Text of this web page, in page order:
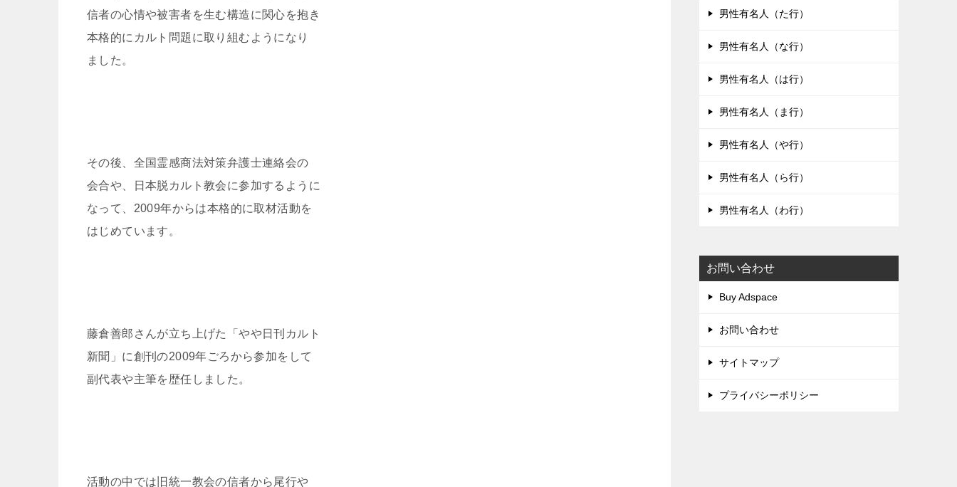
信者の心情や被害者を生む構造に関心を抱き
本格的にカルト問題に取り組むようになり
ました。
その後、全国霊感商法対策弁護士連絡会の
会合や、日本脱カルト教会に参加するように
なって、2009年からは本格的に取材活動を
はじめています。
藤倉善郎さんが立ち上げた「やや日刊カルト
新聞」に創刊の2009年ごろから参加をして
副代表や主筆を歴任しました。
活動の中では旧統一教会の信者から尾行や
男性有名人（た行）
男性有名人（な行）
男性有名人（は行）
男性有名人（ま行）
男性有名人（や行）
男性有名人（ら行）
男性有名人（わ行）
お問い合わせ
Buy Adspace
お問い合わせ
サイトマップ
プライバシーポリシー